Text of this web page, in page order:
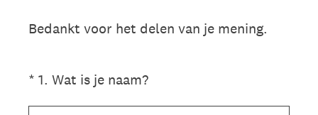
Bedankt voor het delen van je mening.
* 1. Wat is je naam?
(Vereist.)